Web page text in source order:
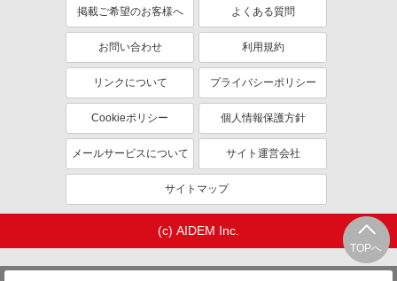
社会保険あり
産休・育休取得実績あり
TOPへ
掲載ご希望のお客様へ よくある質問
お問い合わせ 利用規約
リンクについて プライバシーポリシー
Cookieポリシー 個人情報保護方針
メールサービスについて サイト運営会社
サイトマップ
(c) AIDEM Inc.